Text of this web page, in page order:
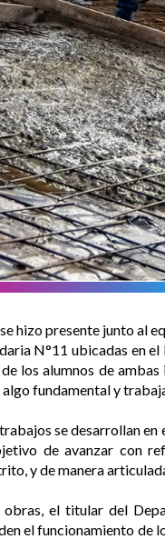
hizo presente junto al
N°11 ubicadas en
los alumnos de
fundamental y
se desarrollan
de avanzar con
y de manera
obras, el titular del
el funcionamiento de